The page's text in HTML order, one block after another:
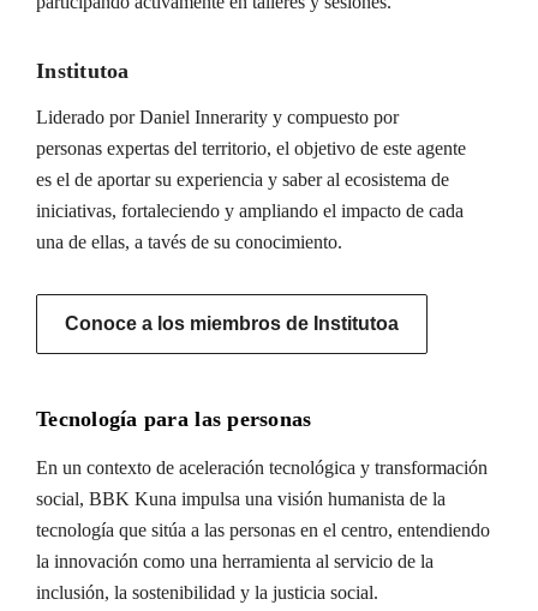
Institutoa
Liderado por Daniel Innerarity y compuesto por
personas expertas del territorio, el objetivo de este agente
es el de aportar su experiencia y saber al ecosistema de
iniciativas, fortaleciendo y ampliando el impacto de cada
una de ellas, a tavés de su conocimiento.
Conoce a los miembros de Institutoa
Tecnología para las personas
En un contexto de aceleración tecnológica y transformación
social, BBK Kuna impulsa una visión humanista de la
tecnología que sitúa a las personas en el centro, entendiendo
la innovación como una herramienta al servicio de la
inclusión, la sostenibilidad y la justicia social.